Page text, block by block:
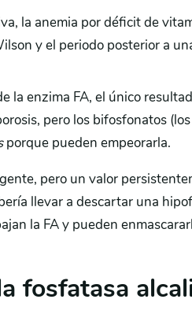
la anemia por déficit de
y el periodo posterior a
la enzima FA, el único
pero los bifosfonatos
porque pueden empeorarla.
pero un valor
llevar a descartar una
la FA y pueden
fosfatasa